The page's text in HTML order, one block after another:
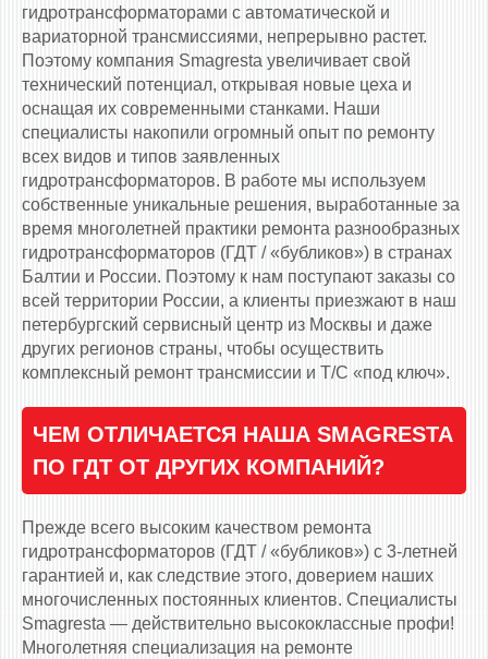
гидротрансформаторами c автоматической и
вариаторной трансмиссиями, непрерывно растет.
Поэтому компания Smagresta увеличивает свой
технический потенциал, открывая новые цеха и
оснащая их современными станками. Наши
специалисты накопили огромный опыт по ремонту
всех видов и типов заявленных
гидротрансформаторов. В работе мы используем
собственные уникальные решения, выработанные за
время многолетней практики ремонта разнообразных
гидротрансформаторов (ГДТ / «бубликов») в странах
Балтии и России. Поэтому к нам поступают заказы со
всей территории России, а клиенты приезжают в наш
петербургский сервисный центр из Москвы и даже
других регионов страны, чтобы осуществить
комплексный ремонт трансмиссии и Т/С «под ключ».
ЧЕМ ОТЛИЧАЕТСЯ НАША SMAGRESTA
ПО ГДТ ОТ ДРУГИХ КОМПАНИЙ?
Прежде всего высоким качеством ремонта
гидротрансформаторов (ГДТ / «бубликов») с 3-летней
гарантией и, как следствие этого, доверием наших
многочисленных постоянных клиентов. Специалисты
Smagresta — действительно высококлассные профи!
Многолетняя специализация на ремонте